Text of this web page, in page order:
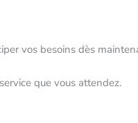
vos besoins dès
que vous attendez.